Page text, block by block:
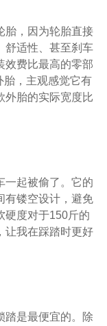
胎，因为轮胎直接
舒适性、甚至刹车
效费比最高的零部
胎，主观感觉它有
外胎的实际宽度比
一起被偷了。它的
有镂空设计，避免
硬度对于150斤的
让我在踩踏时更好
踏是最便宜的。除